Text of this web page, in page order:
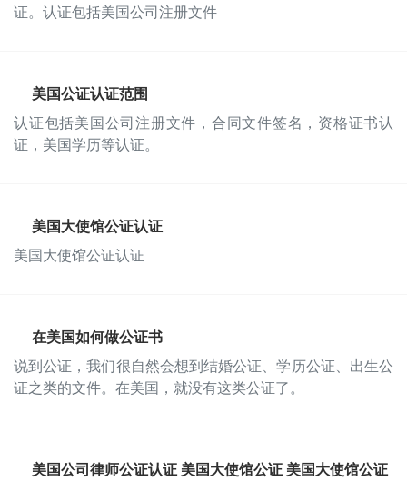
证。认证包括美国公司注册文件
美国公证认证范围
认证包括美国公司注册文件，合同文件签名，资格证书认
证，美国学历等认证。
美国大使馆公证认证
美国大使馆公证认证
在美国如何做公证书
说到公证，我们很自然会想到结婚公证、学历公证、出生公
证之类的文件。在美国，就没有这类公证了。
美国公司律师公证认证 美国大使馆公证 美国大使馆公证